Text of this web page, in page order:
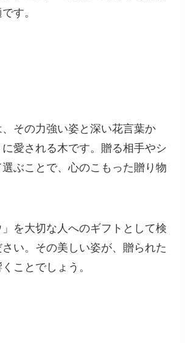
す。
、その力強い姿と深い花言葉か
愛される木です。贈る相手やシ
ぶことで、心のこもった贈り物
を大切な人へのギフトとして検
い。その美しい姿が、贈られた
ことでしょう。